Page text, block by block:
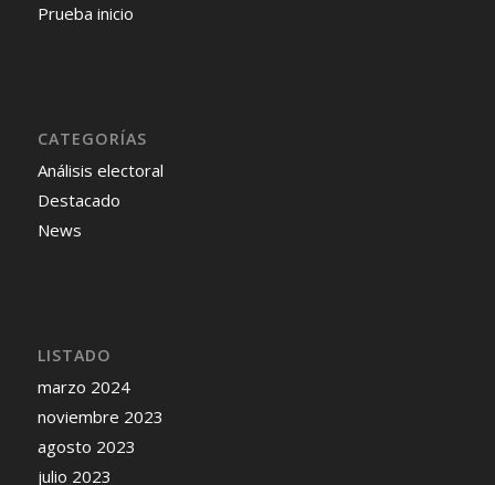
Prueba inicio
CATEGORÍAS
Análisis electoral
Destacado
News
LISTADO
marzo 2024
noviembre 2023
agosto 2023
julio 2023